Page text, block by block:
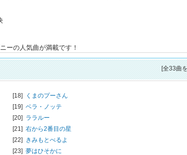
ーの人気曲が満載です！
[全33曲
[18]
くまのプーさん
[19] ベラ・ノッテ
[20] ララルー
[21] 右から2番目の星
[22] きみもとべるよ
[23] 夢はひそかに